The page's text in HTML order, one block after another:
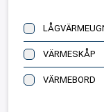
VÄRMESKÅP
VÄRMEBORD